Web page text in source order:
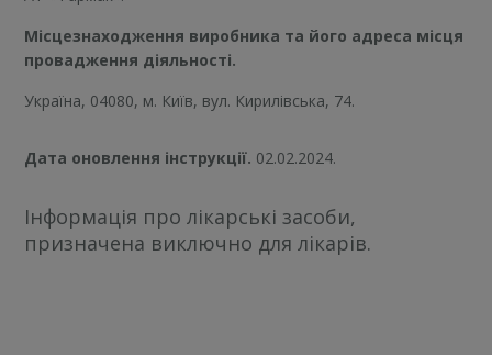
Місцезнаходження виробника та його адреса місця
провадження діяльності.
Україна, 04080, м. Київ, вул. Кирилівська, 74.
Дата оновлення інструкції. 02.02.2024.
Інформація про лікарські засоби,
призначена виключно для лікарів.